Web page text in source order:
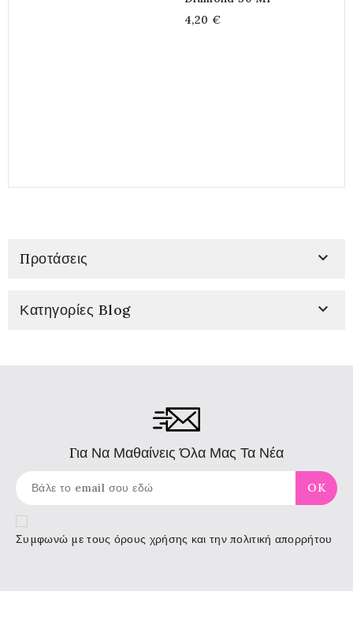
4,20 €
Προτάσεις 
Κατηγορίες Blog 
Για Να Μαθαίνεις Όλα Μας Τα Νέα
Συμφωνώ με τους όρους χρήσης και την πολιτική απορρήτου